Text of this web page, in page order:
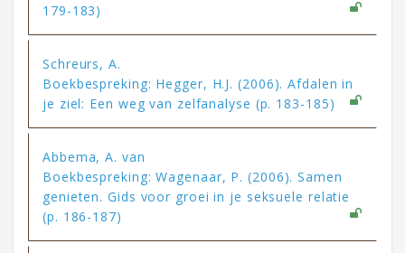
179-183)
Schreurs, A.
Boekbespreking: Hegger, H.J. (2006). Afdalen in
je ziel: Een weg van zelfanalyse (p. 183-185)
Abbema, A. van
Boekbespreking: Wagenaar, P. (2006). Samen
genieten. Gids voor groei in je seksuele relatie
(p. 186-187)